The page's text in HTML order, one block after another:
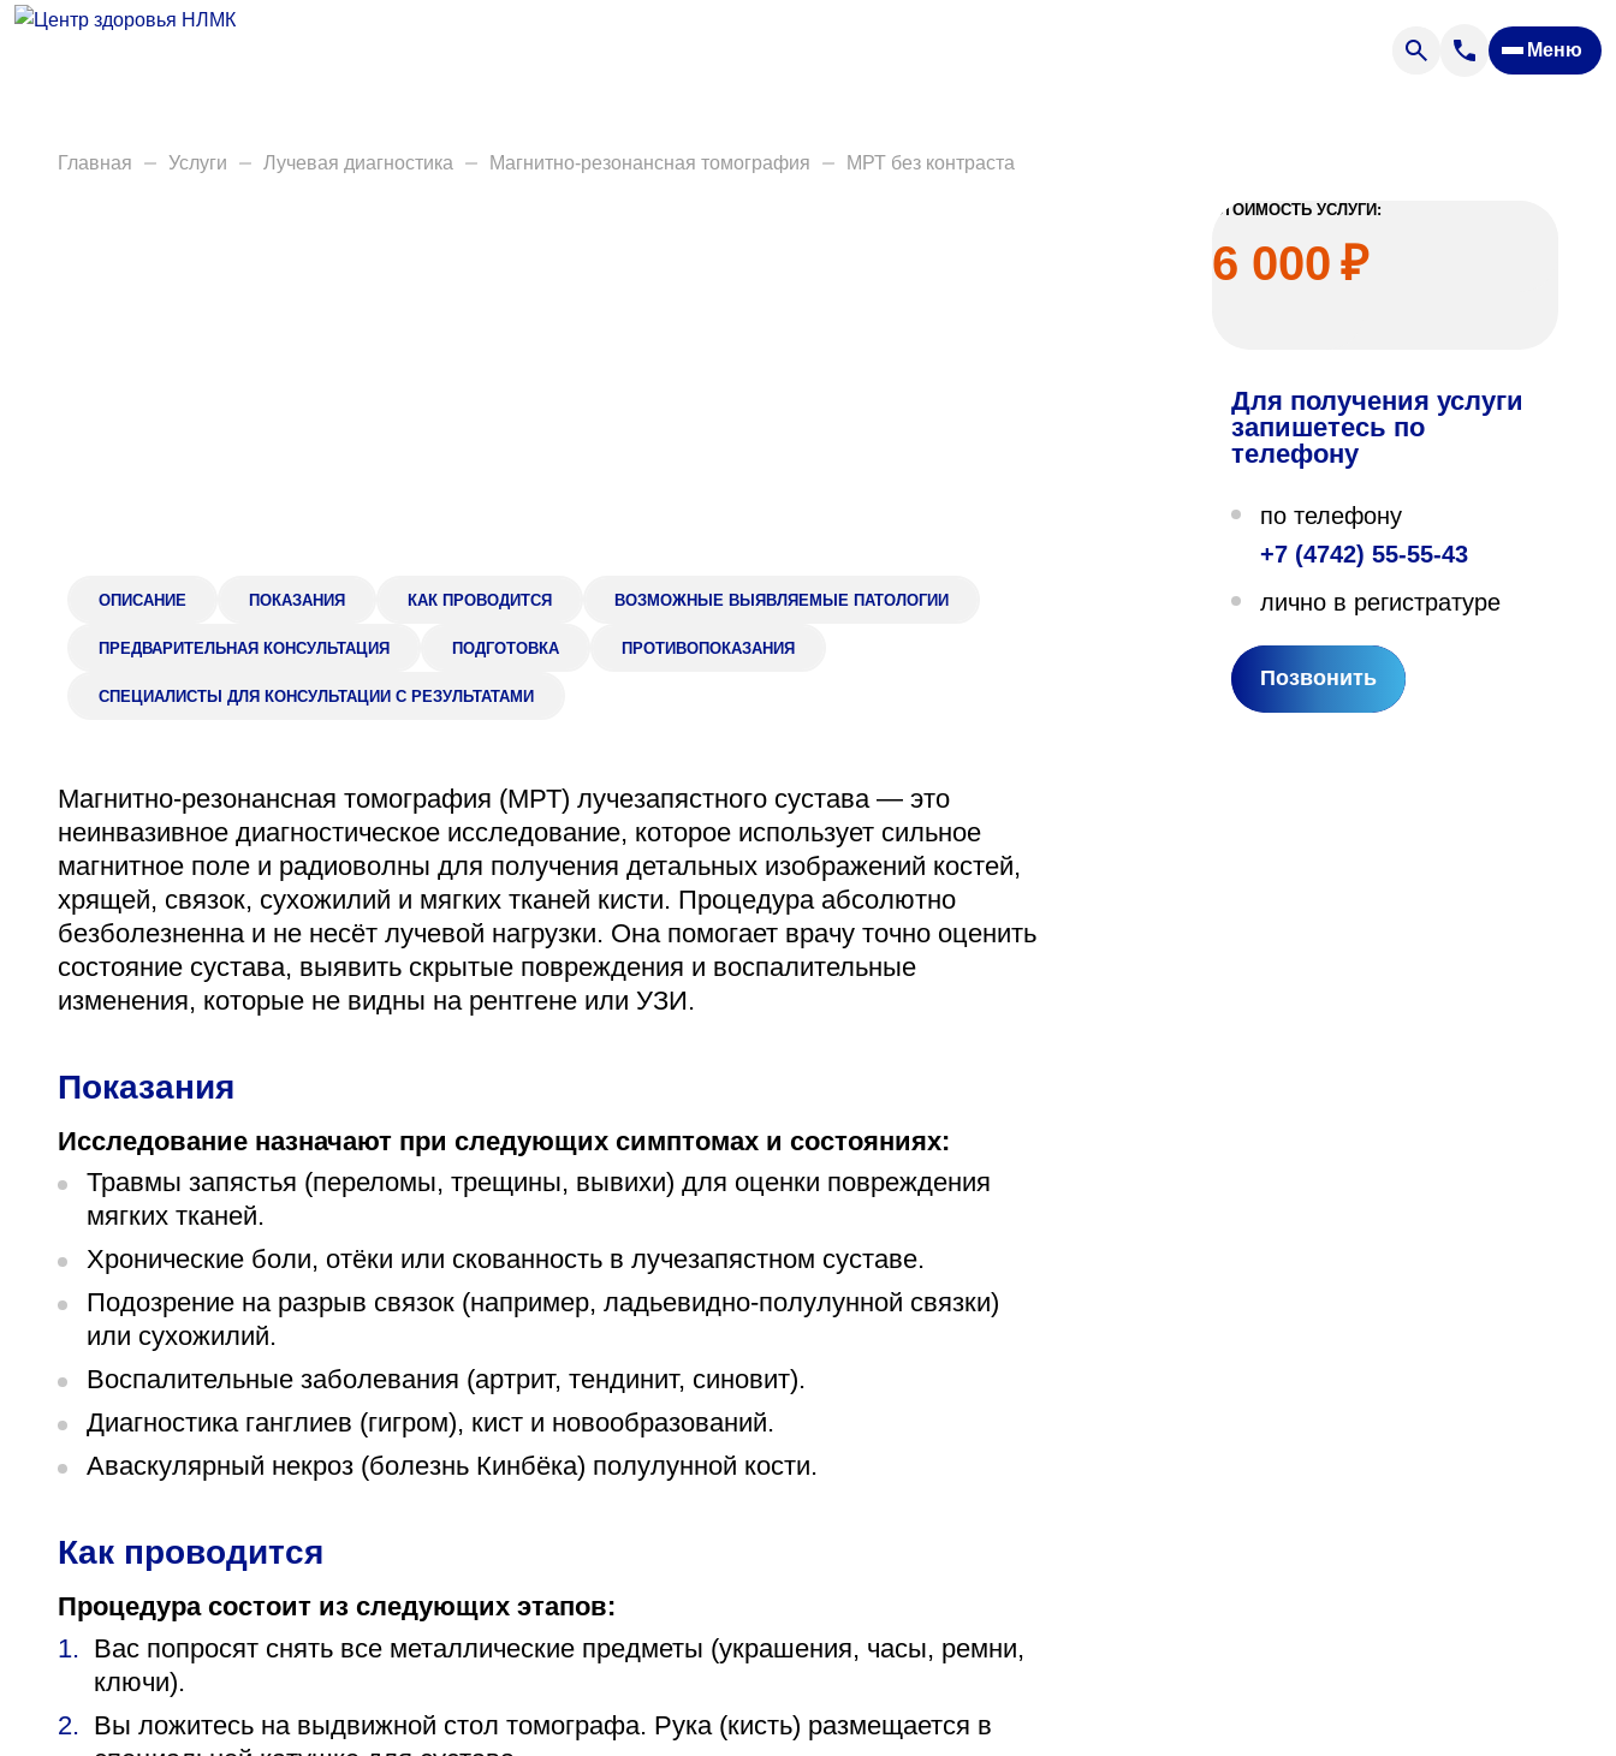
Меню
Анализы
398005, г. Липецк, пл. Металлургов, 1
Регистратура
+7 (4742) 55-55-43
Санаторий-профилакторий «Парус»
399000, г. Липецк, Плехановское лесничество,
Администратор
+7 (4742) 72-73-31
Главная Услуги Лучевая диагностика Магнитно-резонансная томография МРТ без контраста
ОПИСАНИЕ ПОКАЗАНИЯ КАК ПРОВОДИТСЯ ВОЗМОЖНЫЕ ВЫЯВЛЯЕМЫЕ ПАТОЛОГИИ
ПРЕДВАРИТЕЛЬНАЯ КОНСУЛЬТАЦИЯ ПОДГОТОВКА ПРОТИВОПОКАЗАНИЯ
СПЕЦИАЛИСТЫ ДЛЯ КОНСУЛЬТАЦИИ С РЕЗУЛЬТАТАМИ
Магнитно-резонансная томография (МРТ) лучезапястного сустава — это
неинвазивное диагностическое исследование, которое использует сильное
магнитное поле и радиоволны для получения детальных изображений костей,
хрящей, связок, сухожилий и мягких тканей кисти. Процедура абсолютно
безболезненна и не несёт лучевой нагрузки. Она помогает врачу точно оценить
состояние сустава, выявить скрытые повреждения и воспалительные
изменения, которые не видны на рентгене или УЗИ.
Показания
Исследование назначают при следующих симптомах и состояниях:
Травмы запястья (переломы, трещины, вывихи) для оценки повреждения
мягких тканей.
Хронические боли, отёки или скованность в лучезапястном суставе.
Подозрение на разрыв связок (например, ладьевидно-полулунной связки)
или сухожилий.
Воспалительные заболевания (артрит, тендинит, синовит).
Диагностика ганглиев (гигром), кист и новообразований.
Аваскулярный некроз (болезнь Кинбёка) полулунной кости.
Как проводится
Процедура состоит из следующих этапов:
Вас попросят снять все металлические предметы (украшения, часы, ремни,
ключи).
Вы ложитесь на выдвижной стол томографа. Рука (кисть) размещается в
СТОИМОСТЬ УСЛУГИ:
6 000 ₽
Для получения услуги
запишетесь по
телефону
по телефону
+7 (4742) 55-55-43
лично в регистратуре
Позвонить